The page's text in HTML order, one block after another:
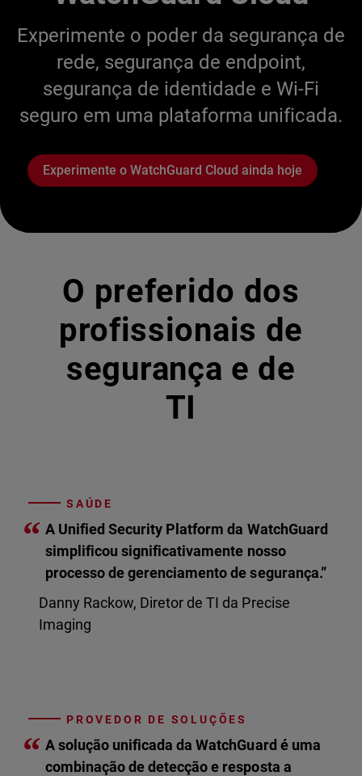
Experimente o poder da segurança de
rede, segurança de endpoint,
segurança de identidade e Wi-Fi
seguro em uma plataforma unificada.
Experimente o WatchGuard Cloud ainda hoje
O preferido dos
profissionais de
segurança e de
TI
SAÚDE
“ A Unified Security Platform da WatchGuard
simplificou significativamente nosso
processo de gerenciamento de segurança.”
Danny Rackow, Diretor de TI da Precise
Imaging
PROVEDOR DE SOLUÇÕES
“ A solução unificada da WatchGuard é uma
combinação de detecção e resposta a